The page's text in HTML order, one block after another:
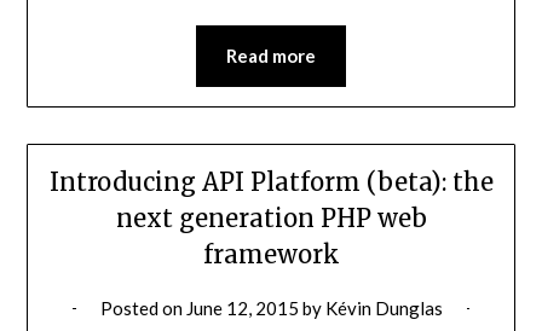
Read more
Introducing API Platform (beta): the
next generation PHP web
framework
Posted on June 12, 2015 by Kévin Dunglas